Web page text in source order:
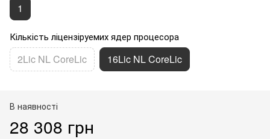
1
Кількість ліцензіруемих ядер процесора
2Lic NL CoreLic 16Lic NL CoreLic
В наявності
28 308 грн